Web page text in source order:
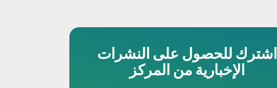
اشترك للحصول على النشرات
الإخبارية من المركز